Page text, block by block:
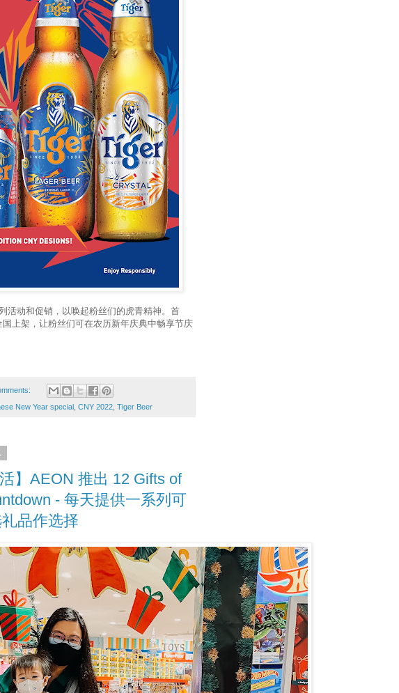
活动和促销，以唤起粉丝们的虎青精神。首
上架，让粉丝们可在农历新年庆典中畅享节庆
New Year special CNY 2022 Tiger Beer
】AEON 推出 12 Gifts of
- 每天提供一系列可
品作选择